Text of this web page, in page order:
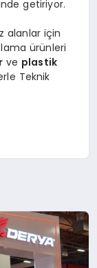
getiriyor.
alanlar için
ürünleri
ve plastik
Teknik